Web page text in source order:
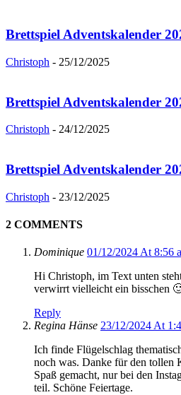
Brettspiel Adventskalender
Christoph - 25/12/2025
Brettspiel Adventskalender
Christoph - 24/12/2025
Brettspiel Adventskalender
Christoph - 23/12/2025
2 COMMENTS
Dominique 01/12/2024 At 8:56
Hi Christoph, im Text unten
verwirrt vielleicht ein bisschen
Reply
Regina Hänse 23/12/2024 At
Ich finde Flügelschlag
noch was. Danke für den tollen
Spaß gemacht, nur bei den
teil. Schöne Feiertage.